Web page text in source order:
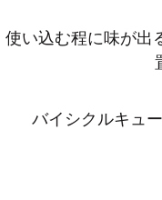
使い込む程に味が出
バイシクルキュ